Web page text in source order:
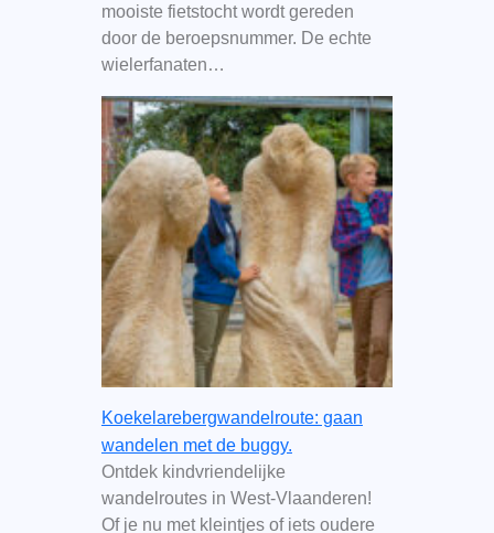
mooiste fietstocht wordt gereden
door de beroepsnummer. De echte
wielerfanaten…
Koekelarebergwandelroute: gaan
wandelen met de buggy.
Ontdek kindvriendelijke
wandelroutes in West-Vlaanderen!
Of je nu met kleintjes of iets oudere